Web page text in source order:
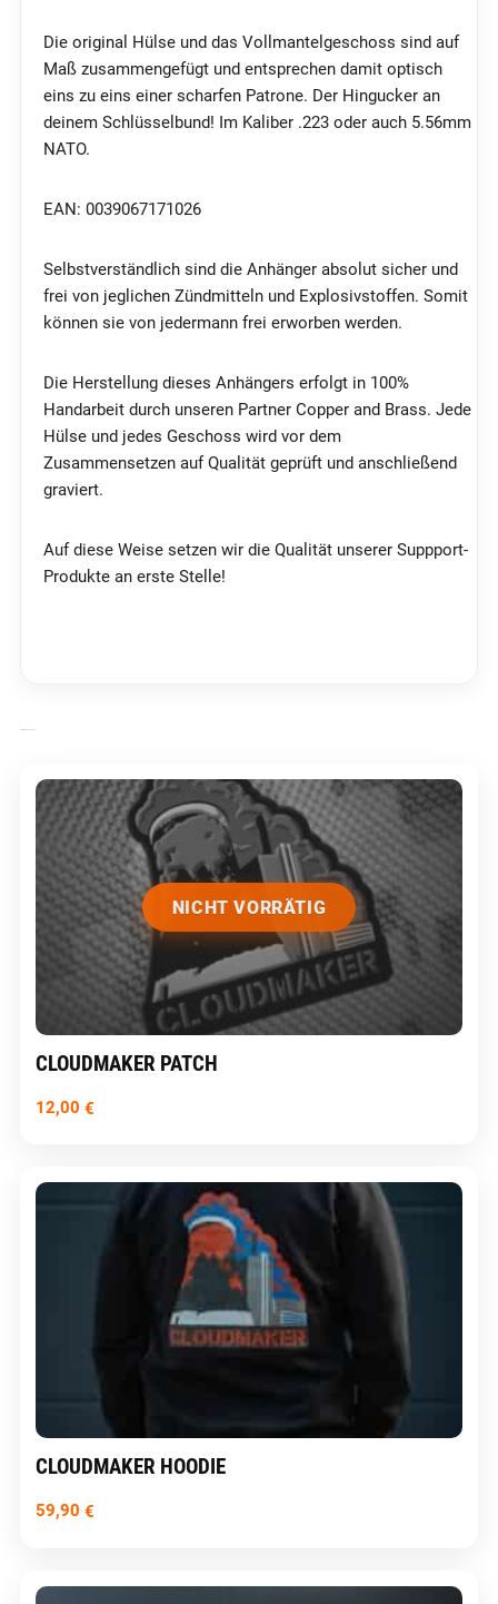
Die original Hülse und das Vollmantelgeschoss sind auf
Maß zusammengefügt und entsprechen damit optisch
eins zu eins einer scharfen Patrone. Der Hingucker an
deinem Schlüsselbund! Im Kaliber .223 oder auch 5.56mm
NATO.
EAN: 0039067171026
Selbstverständlich sind die Anhänger absolut sicher und
frei von jeglichen Zündmitteln und Explosivstoffen. Somit
können sie von jedermann frei erworben werden.
Die Herstellung dieses Anhängers erfolgt in 100%
Handarbeit durch unseren Partner Copper and Brass. Jede
Hülse und jedes Geschoss wird vor dem
Zusammensetzen auf Qualität geprüft und anschließend
graviert.
Auf diese Weise setzen wir die Qualität unserer Suppport-
Produkte an erste Stelle!
NICHT VORRÄTIG
CLOUDMAKER PATCH
12,00 €
CLOUDMAKER HOODIE
59,90 €